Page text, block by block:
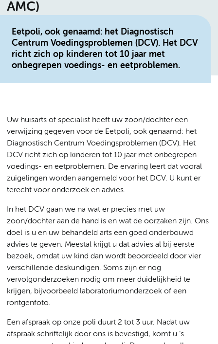
AMC)
Eetpoli, ook genaamd: het Diagnostisch
Centrum Voedingsproblemen (DCV). Het DCV
richt zich op kinderen tot 10 jaar met
onbegrepen voedings- en eetproblemen.
Uw huisarts of specialist heeft uw zoon/dochter een
verwijzing gegeven voor de Eetpoli, ook genaamd: het
Diagnostisch Centrum Voedingsproblemen (DCV). Het
DCV richt zich op kinderen tot 10 jaar met onbegrepen
voedings- en eetproblemen. De ervaring leert dat vooral
zuigelingen worden aangemeld voor het DCV. U kunt er
terecht voor onderzoek en advies.
In het DCV gaan we na wat er precies met uw
zoon/dochter aan de hand is en wat de oorzaken zijn. Ons
doel is u en uw behandeld arts een goed onderbouwd
advies te geven. Meestal krijgt u dat advies al bij eerste
bezoek, omdat uw kind dan wordt beoordeeld door vier
verschillende deskundigen. Soms zijn er nog
vervolgonderzoeken nodig om meer duidelijkheid te
krijgen, bijvoorbeeld laboratoriumonderzoek of een
röntgenfoto.
Een afspraak op onze poli duurt 2 tot 3 uur. Nadat uw
afspraak schriftelijk door ons is bevestigd, komt u ’s